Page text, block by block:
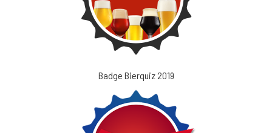
Badge Bierquiz 2019